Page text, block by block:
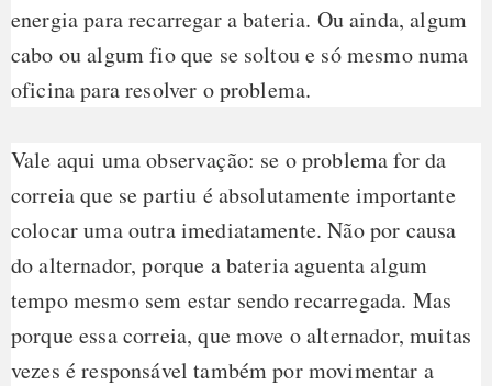
energia para recarregar a bateria. Ou ainda, algum
cabo ou algum fio que se soltou e só mesmo numa
oficina para resolver o problema.
Vale aqui uma observação: se o problema for da
correia que se partiu é absolutamente importante
colocar uma outra imediatamente. Não por causa
do alternador, porque a bateria aguenta algum
tempo mesmo sem estar sendo recarregada. Mas
porque essa correia, que move o alternador, muitas
vezes é responsável também por movimentar a